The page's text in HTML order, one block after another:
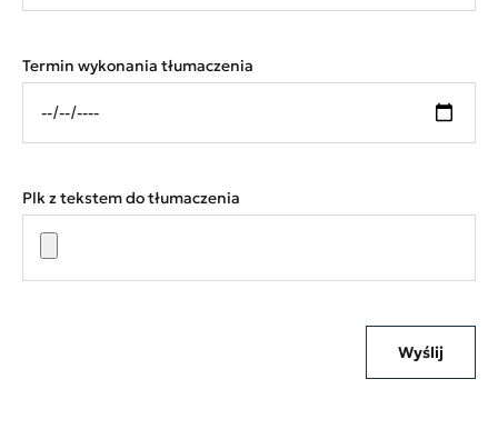
Termin wykonania tłumaczenia
Plk z tekstem do tłumaczenia
Wyślij